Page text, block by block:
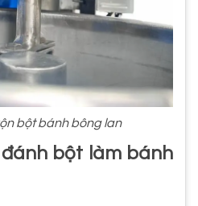
bột bánh bông lan
bột làm bánh